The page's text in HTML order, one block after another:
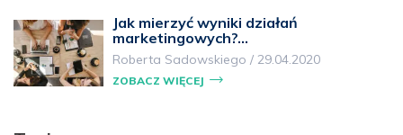
Jak mierzyć wyniki działań
marketingowych?…
Roberta Sadowskiego / 29.04.2020
ZOBACZ WIĘCEJ